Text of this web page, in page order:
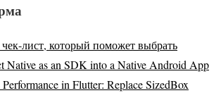
лист, который поможет выбрать
Native as an SDK into a Native Android App
in Flutter: Replace SizedBox